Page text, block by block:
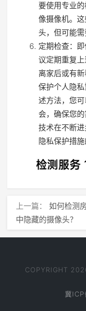
要使用专业
像摄像机。
头，但可能需
定期检查：
议定期重复
离家后或有新
保护个人隐
述方法，您
会，确保您
技术在不断
隐私保护措
上一篇： 如何检测
中隐藏的摄像头？
COPYRIGHT
冀